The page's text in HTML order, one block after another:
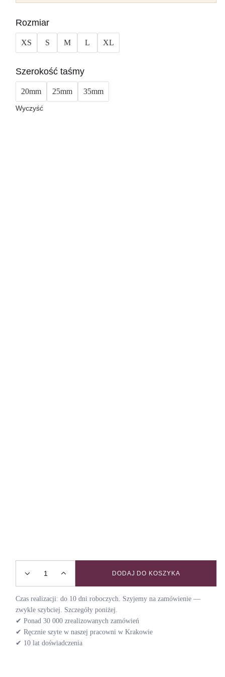
Rozmiar
XS S M L XL
Szerokość taśmy
20mm 25mm 35mm
Wyczyść
Obroża z klamrą MEADOW / DAY quantity
DODAJ DO KOSZYKA
Czas realizacji: do 10 dni roboczych. Szyjemy na zamówienie —
zwykle szybciej. Szczegóły poniżej.
✔ Ponad 30 000 zrealizowanych zamówień
✔ Ręcznie szyte w naszej pracowni w Krakowie
✔ 10 lat doświadczenia